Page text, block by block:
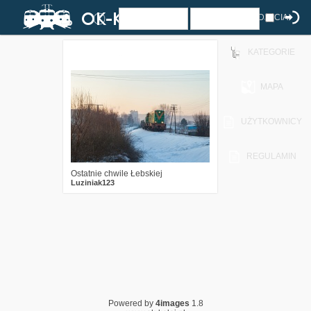
ZDJĘCIA
KATEGORIE
MAPA
UŻYTKOWNICY
REGULAMIN
Ostatnie chwile Łebskiej
Luziniak123
Powered by 4images 1.8